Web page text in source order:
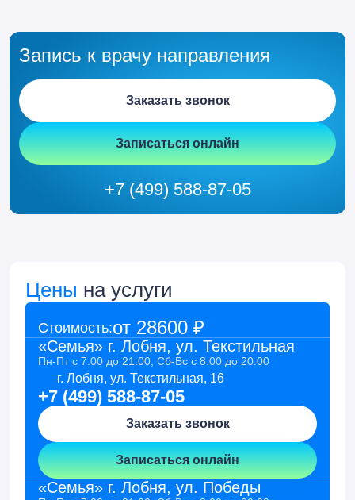
Запись к врачу направления
Заказать звонок
Записаться онлайн
+7 (499) 588-87-05
Цены на услуги
Диагностика обмена веществ и гормонов
(комплекс)
Стоимость:от 28600 ₽
«Семья» г. Лобня, ул. Текстильная
Пн-Пт с 7:00 до 21:00, Сб-Вс с 8:00 до 20:00
г. Лобня, ул. Текстильная, 16
+7 (499) 588-87-05
Заказать звонок
Записаться онлайн
«Семья» г. Лобня, ул. Победы